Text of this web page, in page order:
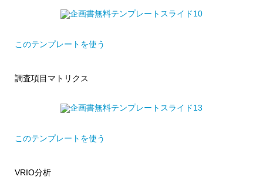
このテンプレートを使う
調査項目マトリクス
このテンプレートを使う
VRIO分析